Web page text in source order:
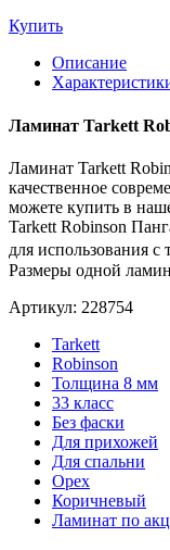
Купить
Описание
Ламинат Tarkett
Ламинат Tarkett
качественное
можете купить в
Tarkett Robinson
для использования
Размеры одной
Артикул: 228754
Tarkett
Robinson
Толщина 8 мм
33 класс
Без фаски
Для прихожей
Для спальни
Орех
Коричневый
Ламинат по